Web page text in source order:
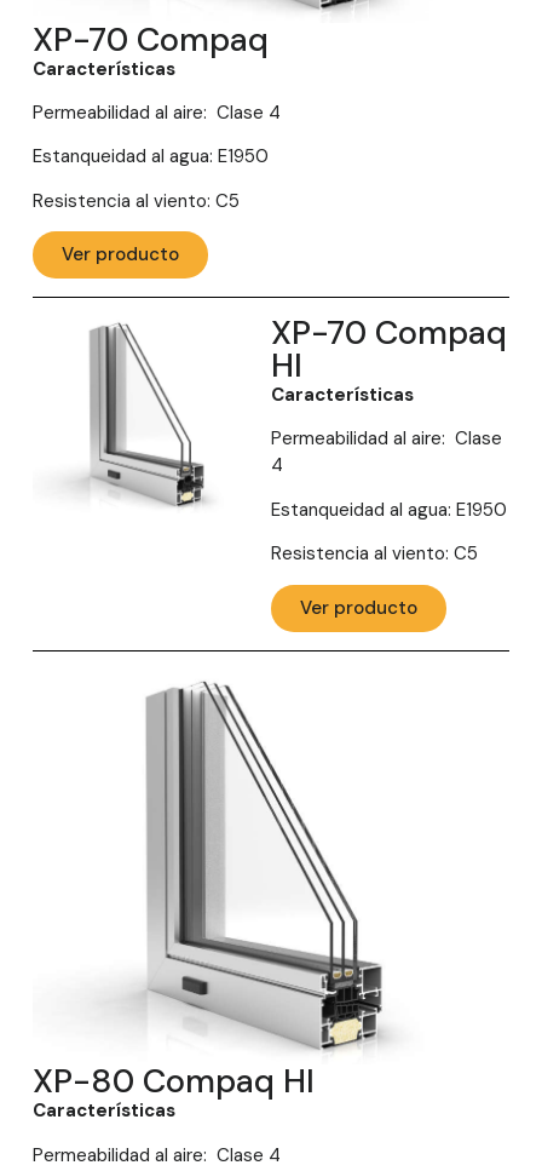
XP-70 Compaq
Características
Permeabilidad al aire: Clase 4
Estanqueidad al agua: E1950
Resistencia al viento: C5
Ver producto
XP-70 Compaq
HI
Características
Permeabilidad al aire: Clase
4
Estanqueidad al agua: E1950
Resistencia al viento: C5
Ver producto
XP-80 Compaq HI
Características
Permeabilidad al aire: Clase 4